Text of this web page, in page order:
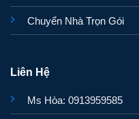
Chuyển Nhà Trọn Gói
Liên Hệ
Ms Hòa: 0913959585